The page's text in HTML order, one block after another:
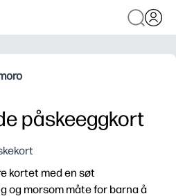
påskeeggkort
kortet med en søt
og morsom måte for barna å